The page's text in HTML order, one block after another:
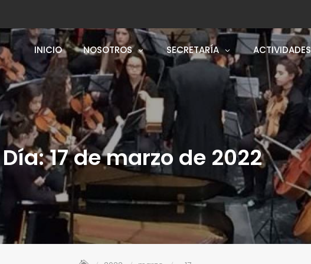
INICIO
NOSOTROS SECRETARÍA ACTIVIDADES
Día:17 de marzo de 2022